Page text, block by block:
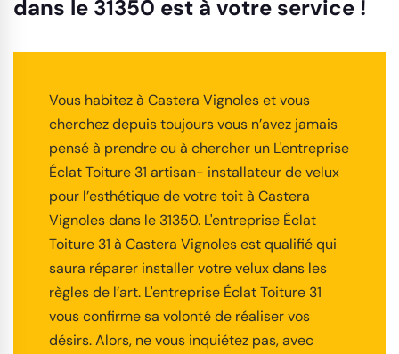
dans le 31350 est à votre service !
Vous habitez à Castera Vignoles et vous
cherchez depuis toujours vous n’avez jamais
pensé à prendre ou à chercher un L'entreprise
Éclat Toiture 31 artisan- installateur de velux
pour l’esthétique de votre toit à Castera
Vignoles dans le 31350. L'entreprise Éclat
Toiture 31 à Castera Vignoles est qualifié qui
saura réparer installer votre velux dans les
règles de l’art. L'entreprise Éclat Toiture 31
vous confirme sa volonté de réaliser vos
désirs. Alors, ne vous inquiétez pas, avec